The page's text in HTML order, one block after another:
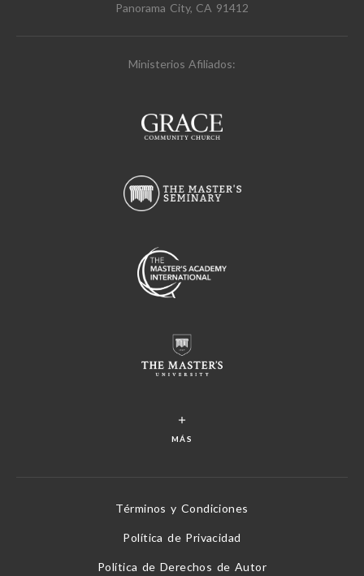
Panorama City, CA 91412
Ministerios Afiliados:
MÁS
Términos y Condiciones
Política de Privacidad
Política de Derechos de Autor